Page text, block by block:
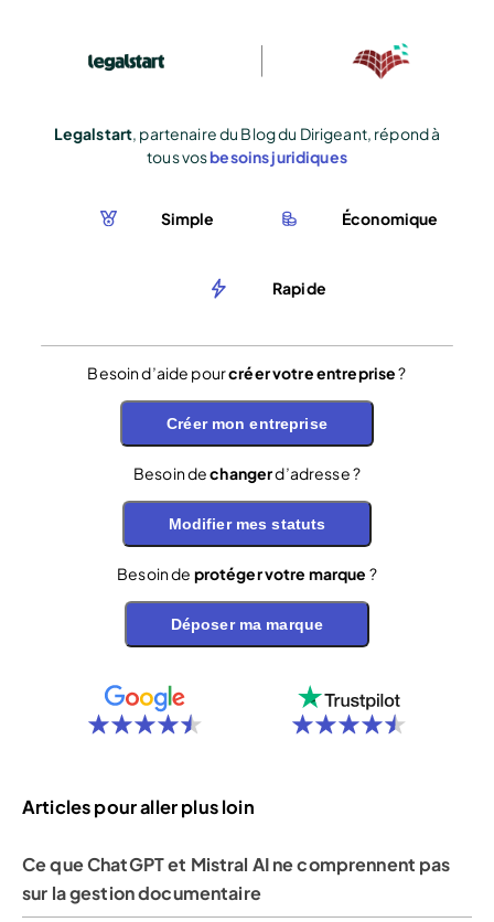
Legalstart, partenaire du Blog du Dirigeant, répond à
tous vosbesoins juridiques
Simple Économique
Rapide
Besoin d’aide pourcréer votre entreprise?
Créer mon entreprise
Besoin dechangerd’adresse ?
Modifier mes statuts
Besoin de protéger votre marque ?
Déposer ma marque
Articles pour aller plus loin
Ce que ChatGPT et Mistral AI ne comprennent pas
sur la gestion documentaire